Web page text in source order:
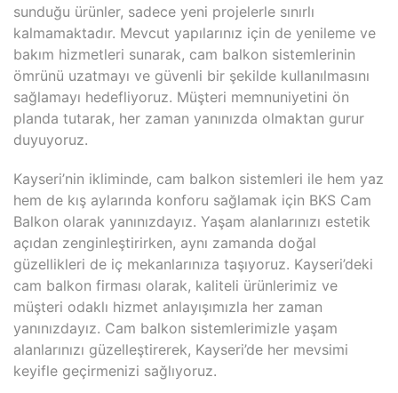
sunduğu ürünler, sadece yeni projelerle sınırlı
kalmamaktadır. Mevcut yapılarınız için de yenileme ve
bakım hizmetleri sunarak, cam balkon sistemlerinin
ömrünü uzatmayı ve güvenli bir şekilde kullanılmasını
sağlamayı hedefliyoruz. Müşteri memnuniyetini ön
planda tutarak, her zaman yanınızda olmaktan gurur
duyuyoruz.
Kayseri’nin ikliminde, cam balkon sistemleri ile hem yaz
hem de kış aylarında konforu sağlamak için BKS Cam
Balkon olarak yanınızdayız. Yaşam alanlarınızı estetik
açıdan zenginleştirirken, aynı zamanda doğal
güzellikleri de iç mekanlarınıza taşıyoruz. Kayseri’deki
cam balkon firması olarak, kaliteli ürünlerimiz ve
müşteri odaklı hizmet anlayışımızla her zaman
yanınızdayız. Cam balkon sistemlerimizle yaşam
alanlarınızı güzelleştirerek, Kayseri’de her mevsimi
keyifle geçirmenizi sağlıyoruz.